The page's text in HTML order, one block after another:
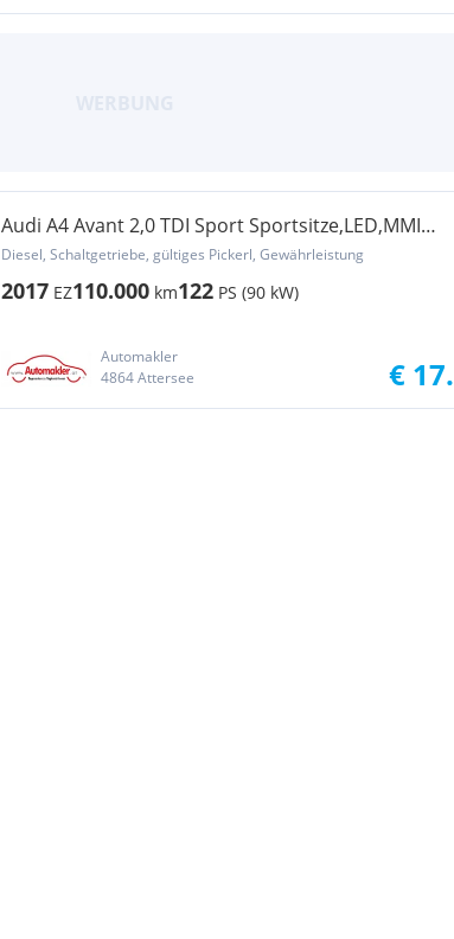
Audi A4 Avant 2,0 TDI Sport Sportsitze,LED,MMI
Navi,...
Diesel, Schaltgetriebe, gültiges Pickerl, Gewährleistung
2017 EZ110.000 km122 PS (90 kW)
Automakler
4864 Attersee
€